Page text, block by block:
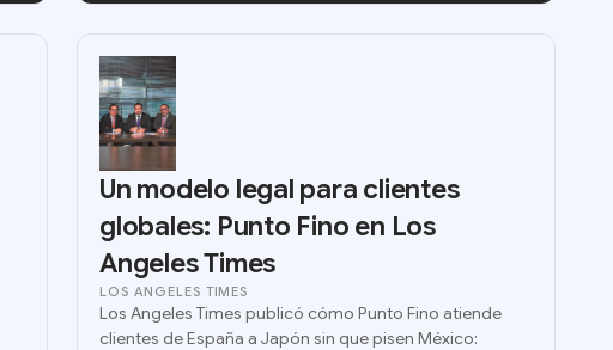
Un modelo legal para clientes
globales: Punto Fino en Los
Angeles Times
LOS ANGELES TIMES
Los Angeles Times publicó cómo Punto Fino atiende
clientes de España a Japón sin que pisen México: